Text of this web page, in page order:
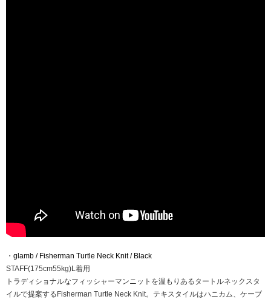
・ glamb / Fisherman Turtle Neck Knit / Black
STAFF(175cm55kg)L着用
トラディショナルなフィッシャーマンニットを温もりあるタートルネックスタ
イルで提案するFisherman Turtle Neck Knit。テキスタイルはハニカム、ケーブ